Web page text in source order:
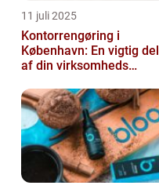
11 juli 2025
Kontorrengøring i
København: En vigtig del
af din virksomheds